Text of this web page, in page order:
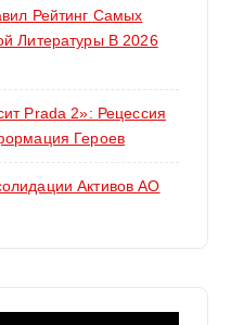
Рейтинг Самых
Литературы В 2026
Prada 2»: Рецессия
Героев
Активов АО